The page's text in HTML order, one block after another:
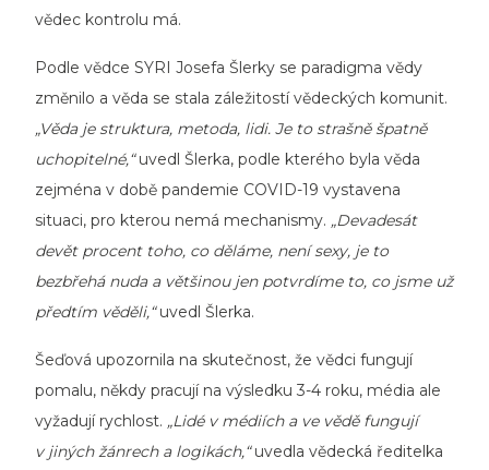
vědec kontrolu má.
Podle vědce SYRI Josefa Šlerky se paradigma vědy
změnilo a věda se stala záležitostí vědeckých komunit.
„Věda je struktura, metoda, lidi. Je to strašně špatně
uchopitelné,“uvedl Šlerka, podle kterého byla věda
zejména v době pandemie COVID-19 vystavena
situaci, pro kterou nemá mechanismy. „Devadesát
devět procent toho, co děláme, není sexy, je to
bezbřehá nuda a většinou jen potvrdíme to, co jsme už
předtím věděli,“uvedl Šlerka.
Šeďová upozornila na skutečnost, že vědci fungují
pomalu, někdy pracují na výsledku 3-4 roku, média ale
vyžadují rychlost. „Lidé v médiích a ve vědě fungují
v jiných žánrech a logikách,“uvedla vědecká ředitelka